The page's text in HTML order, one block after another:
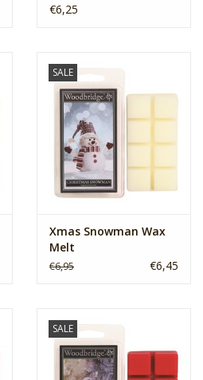
€6,25
SALE
Xmas Snowman Wax
Melt
€6,95 €6,45
SALE